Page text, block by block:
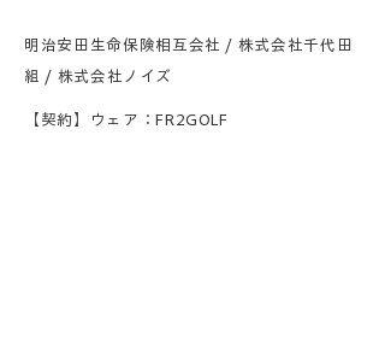
明治安田生命保険相互会社 / 株式会社千代田
組 / 株式会社ノイズ
【契約】ウェア：FR2GOLF